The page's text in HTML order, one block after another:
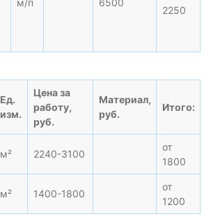
2250
Ед.
изм.
Цена за
работу,
руб.
Материал,
руб.
Итого:
м² 2240-3100
от
1800
м² 1400-1800
от
1200